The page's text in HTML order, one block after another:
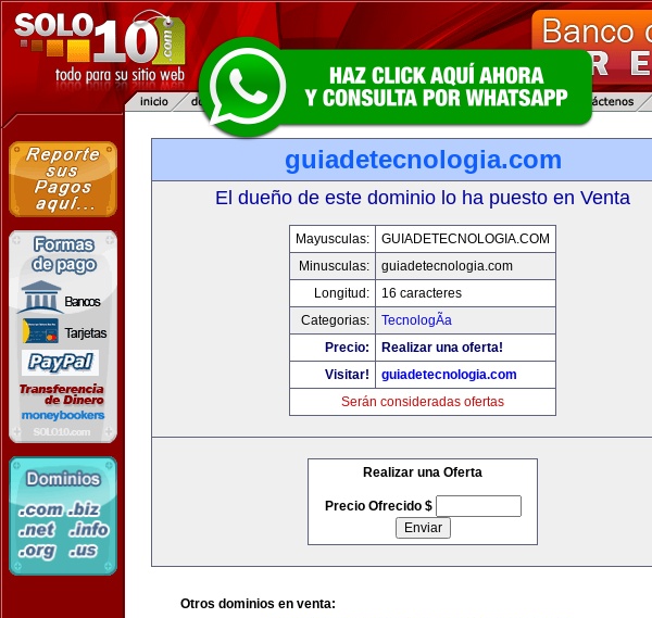
guiadetecnologia.com
El dueño de este dominio lo ha puesto en Venta
Mayusculas:
GUIADETECNOLOGIA.COM
Minusculas:
guiadetecnologia.com
Longitud:
16 caracteres
Categorias:
TecnologÃ­a
Precio:
Realizar una oferta!
Visitar!
guiadetecnologia.com
Serán consideradas ofertas
Realizar una Oferta
Precio Ofrecido $
Otros dominios en venta: